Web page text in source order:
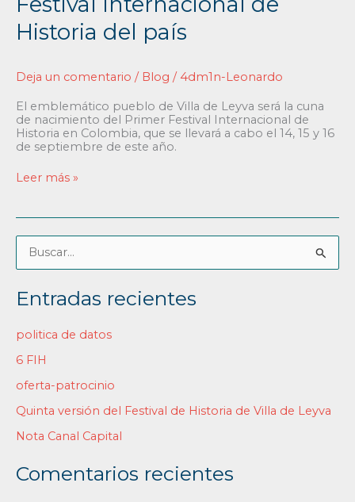
Historia del país
Deja un comentario / Blog / 4dm1n-Leonardo
El emblemático pueblo de Villa de Leyva será la cuna
de nacimiento del Primer Festival Internacional de
Historia en Colombia, que se llevará a cabo el 14, 15 y 16
de septiembre de este año.
Leer más »
s
p
o
r
Entradas recientes
politica de datos
6 FIH
oferta-patrocinio
Quinta versión del Festival de Historia de Villa de Leyva
Nota Canal Capital
Comentarios recientes